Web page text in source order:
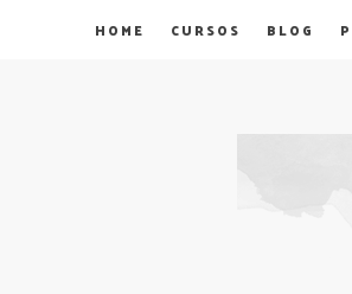
HOME CURSOS BLOG